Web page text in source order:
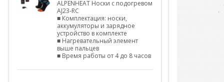
ALPENHEAT Носки с подогревом
AJ23-RC
■ Комплектация: носки,
аккумуляторы и зарядное
устройство в комплекте
■ Нагревательный элемент
выше пальцев
■ Время работы от 4 до 8 часов